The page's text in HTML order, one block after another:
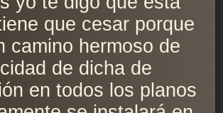
que cesar porque
camino hermoso de
de dicha de
en todos los planos